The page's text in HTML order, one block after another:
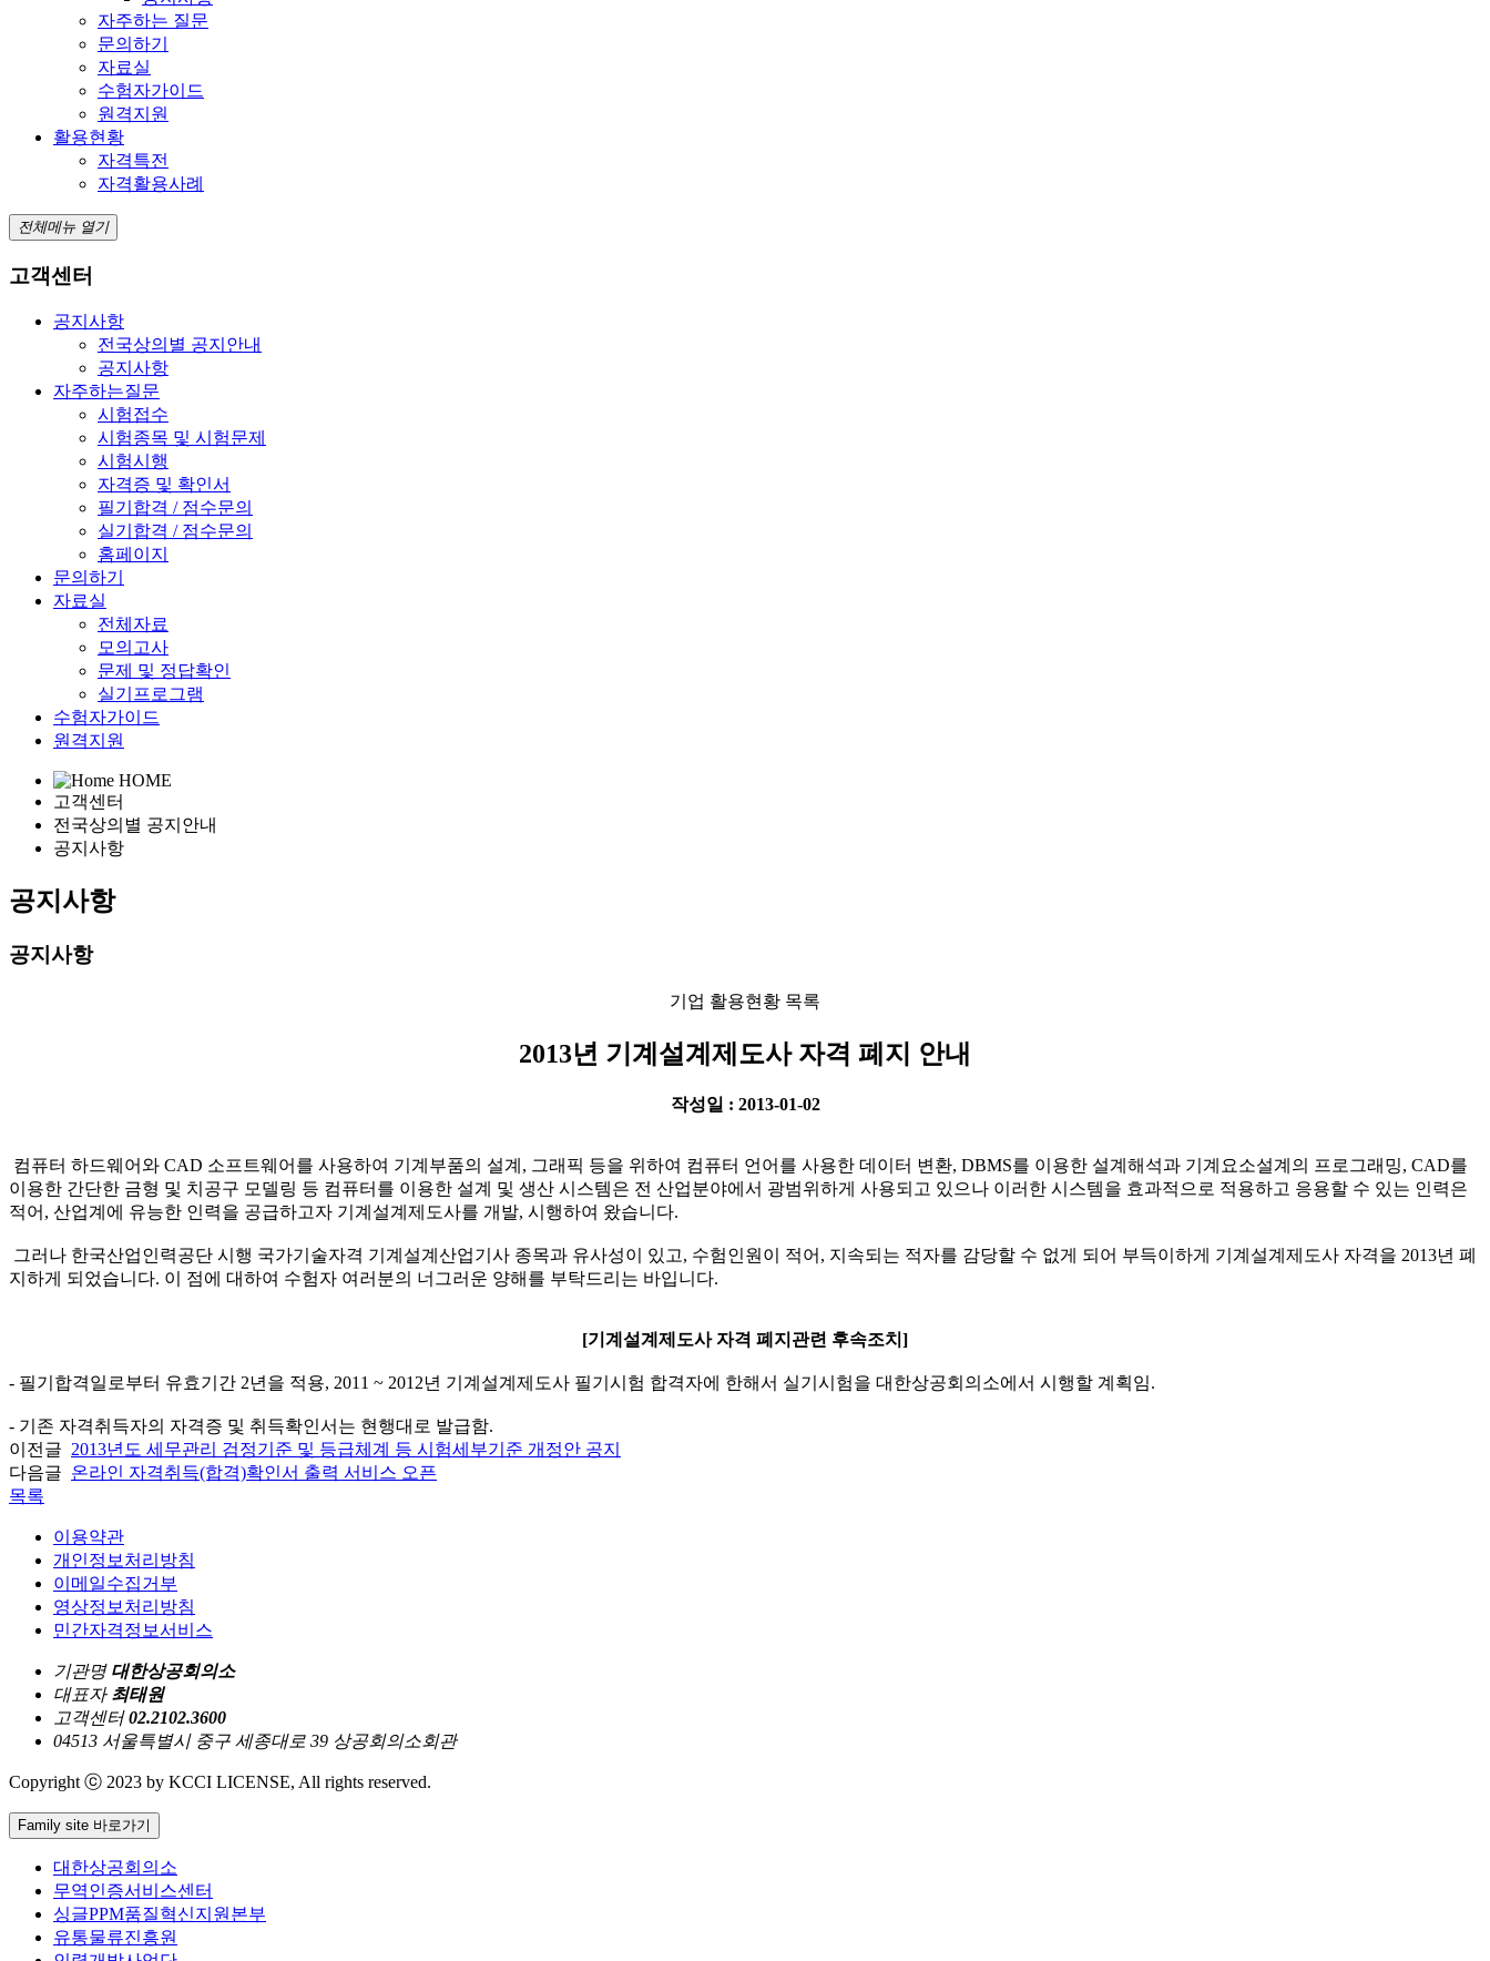
자주하는 질문
문의하기
자료실
수험자가이드
원격지원
활용현황
자격특전
자격활용사례
전체메뉴 열기
고객센터
공지사항
전국상의별 공지안내
공지사항
자주하는질문
시험접수
시험종목 및 시험문제
시험시행
자격증 및 확인서
필기합격 / 점수문의
실기합격 / 점수문의
홈페이지
문의하기
자료실
전체자료
모의고사
문제 및 정답확인
실기프로그램
수험자가이드
원격지원
HOME
고객센터
전국상의별 공지안내
공지사항
공지사항
공지사항
기업 활용현황 목록
2013년 기계설계제도사 자격 폐지 안내
작성일 : 2013-01-02
컴퓨터 하드웨어와 CAD 소프트웨어를 사용하여 기계부품의 설계, 그래픽 등을 위하여 컴퓨터 언어를 사용한 데이터 변환, DBMS를 이용한 설계해석과 기계요소설계의 프로그래밍, CAD를
이용한 간단한 금형 및 치공구 모델링 등 컴퓨터를 이용한 설계 및 생산 시스템은 전 산업분야에서 광범위하게 사용되고 있으나 이러한 시스템을 효과적으로 적용하고 응용할 수 있는 인력은
적어, 산업계에 유능한 인력을 공급하고자 기계설계제도사를 개발, 시행하여 왔습니다.
그러나 한국산업인력공단 시행 국가기술자격 기계설계산업기사 종목과 유사성이 있고, 수험인원이 적어, 지속되는 적자를 감당할 수 없게 되어 부득이하게 기계설계제도사 자격을 2013년 폐
지하게 되었습니다. 이 점에 대하여 수험자 여러분의 너그러운 양해를 부탁드리는 바입니다.
[기계설계제도사 자격 폐지관련 후속조치]
- 필기합격일로부터 유효기간 2년을 적용, 2011 ~ 2012년 기계설계제도사 필기시험 합격자에 한해서 실기시험을 대한상공회의소에서 시행할 계획임.
- 기존 자격취득자의 자격증 및 취득확인서는 현행대로 발급함.
이전글 2013년도 세무관리 검정기준 및 등급체계 등 시험세부기준 개정안 공지
다음글 온라인 자격취득(합격)확인서 출력 서비스 오픈
목록
이용약관
개인정보처리방침
이메일수집거부
영상정보처리방침
민간자격정보서비스
기관명 대한상공회의소
대표자 최태원
고객센터 02.2102.3600
04513 서울특별시 중구 세종대로 39 상공회의소회관
Copyright ⓒ 2023 by KCCI LICENSE, All rights reserved.
Family site 바로가기
대한상공회의소
무역인증서비스센터
싱글PPM품질혁신지원본부
유통물류진흥원